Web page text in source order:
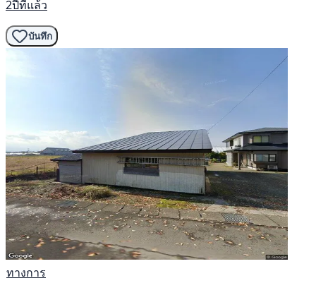
2ปีที่แล้ว
บันทึก
ทางการ